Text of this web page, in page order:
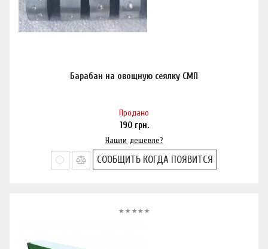
Барабан на овощную сеялку СМП
Продано
190грн.
Нашли дешевле?
СООБЩИТЬ КОГДА ПОЯВИТСЯ